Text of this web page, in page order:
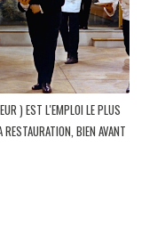
) EST L'EMPLOI LE PLUS
BIEN AVANT